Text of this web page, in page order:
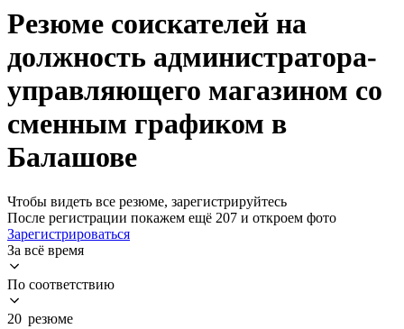
Резюме соискателей на
должность администратора-
управляющего магазином со
сменным графиком в
Балашове
Чтобы видеть все резюме, зарегистрируйтесь
После регистрации покажем ещё 207 и откроем фото
Зарегистрироваться
За всё время
По соответствию
20 резюме